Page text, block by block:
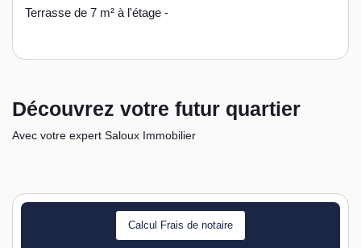
Terrasse de 7 m² à l'étage -
Découvrez votre futur quartier
Avec votre expert Saloux Immobilier
Calcul Frais de notaire